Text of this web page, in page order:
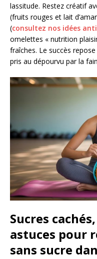
lassitude. Restez créatif
(fruits rouges et lait
(consultez nos idées
omelettes « nutrition
fraîches. Le succès
pris au dépourvu par la
Sucres
astuces pour
sans sucre